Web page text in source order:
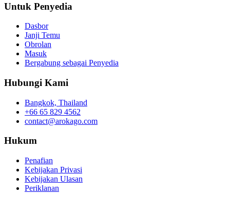
Untuk Penyedia
Dasbor
Janji Temu
Obrolan
Masuk
Bergabung sebagai Penyedia
Hubungi Kami
Bangkok, Thailand
+66 65 829 4562
contact@arokago.com
Hukum
Penafian
Kebijakan Privasi
Kebijakan Ulasan
Periklanan